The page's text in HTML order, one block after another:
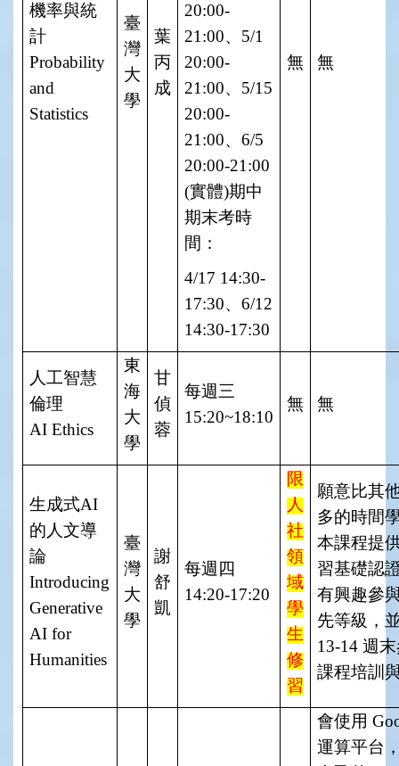
機率與統
計
Probability
and
Statistics
臺
灣
大
學
葉
丙
成
20:00-
21:00、 5/1
20:00-
21:00、 5/15
20:00-
21:00、 6/5
20:00-21:00
(實體)期中
期末考時
間：
4/17 14:30-
17:30、 6/12
14:30-17:30
無 無
人工智慧
倫理
AI Ethics
東
海
大
學
甘
偵
蓉
每週三
15:20~18:10
無 無
生成式AI
的人文導
論
Introducing
Generative
AI for
Humanities
臺
灣
大
學
謝
舒
凱
每週四
14:20-17:20
限
人
社
領
域
學
生
修
習
願意比其
多的時間
本課程提
習基礎認
有興趣參
先等級，
13-14 週
課程培訓
會使用
運算平台